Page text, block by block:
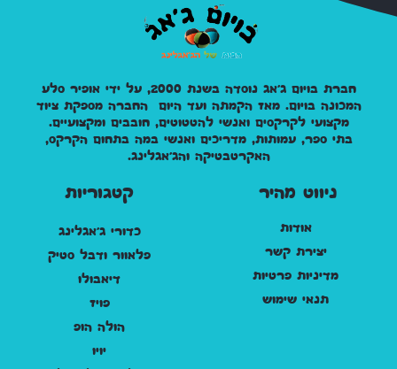
חברת בויום ג'אג נוסדה בשנת 2000, על ידי אופיר סלע
המכונה בויום. מאז הקמתה ועד היום החברה מספקת ציוד
מקצועי לקרקסים ואנשי להטטוטים, חובבים ומקצועיים.
בתי ספר, עמותות, מדריכים ואנשי במה בתחום הקרקס,
האקרטבטיקה והג'אגלינג.
ניווט מהיר
אודות
יצירת קשר
מדיניות פרטיות
תנאי שימוש
קטגוריות
כדורי ג'אגלינג
פלאוור ודבל סטיק
דיאבולו
פויז
הולה הופ
יויו